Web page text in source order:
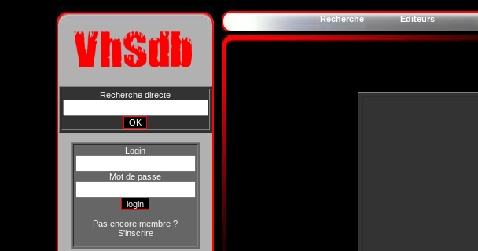
Recherche directe
Login
Mot de passe
Pas encore membre ?
S'inscrire
Recherche Editeurs